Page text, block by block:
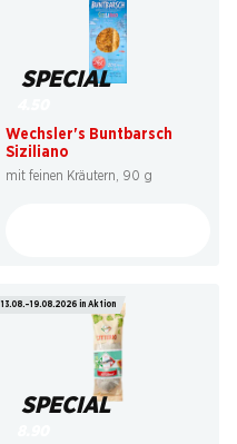
SPECIAL
Wechsler's Buntbarsch
Siziliano
mit feinen Kräutern, 90 g
13.08.–19.08.2026 in Aktion
SPECIAL